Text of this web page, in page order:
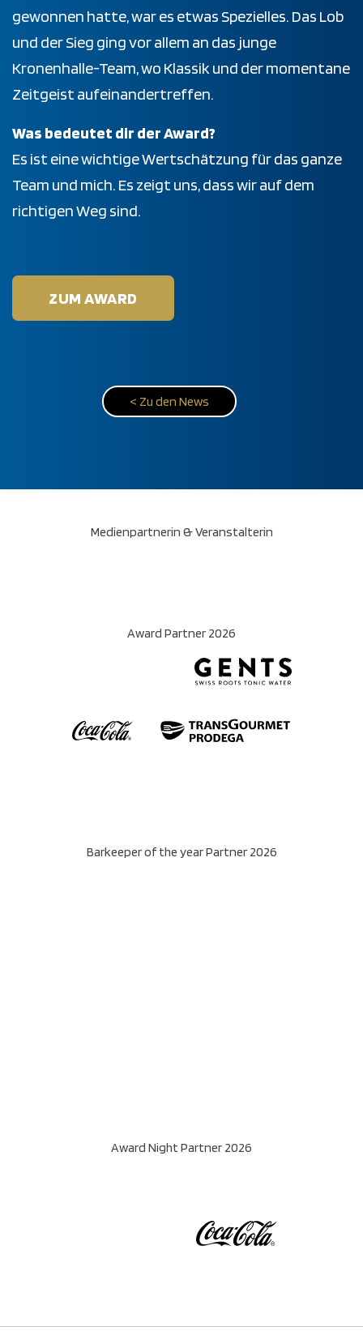
gewonnen hatte, war es etwas Spezielles. Das Lob
und der Sieg ging vor allem an das junge
Kronenhalle-Team, wo Klassik und der momentane
Zeitgeist aufeinandertreffen.
Was bedeutet dir der Award?
Es ist eine wichtige Wertschätzung für das ganze
Team und mich. Es zeigt uns, dass wir auf dem
richtigen Weg sind.
ZUM AWARD
< Zu den News
Medienpartnerin & Veranstalterin
Award Partner 2026
Barkeeper of the year Partner 2026
Award Night Partner 2026